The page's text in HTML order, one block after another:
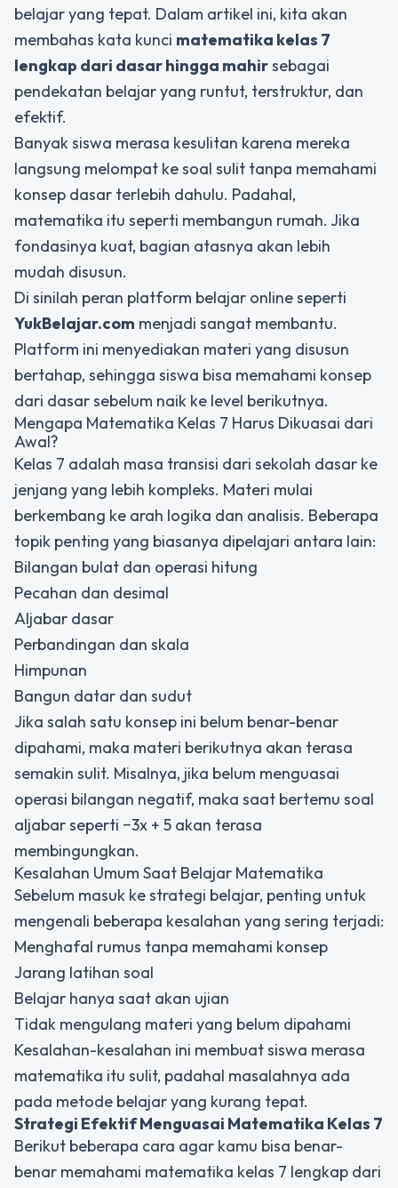
belajar yang tepat. Dalam artikel ini, kita akan
membahas kata kunci matematika kelas 7
lengkap dari dasar hingga mahirsebagai
pendekatan belajar yang runtut, terstruktur, dan
efektif.
Banyak siswa merasa kesulitan karena mereka
langsung melompat ke soal sulit tanpa memahami
konsep dasar terlebih dahulu. Padahal,
matematika itu seperti membangun rumah. Jika
fondasinya kuat, bagian atasnya akan lebih
mudah disusun.
Di sinilah peran platform belajar online seperti
YukBelajar.com menjadi sangat membantu.
Platform ini menyediakan materi yang disusun
bertahap, sehingga siswa bisa memahami konsep
dari dasar sebelum naik ke level berikutnya.
Mengapa Matematika Kelas 7 Harus Dikuasai dari
Awal?
Kelas 7 adalah masa transisi dari sekolah dasar ke
jenjang yang lebih kompleks. Materi mulai
berkembang ke arah logika dan analisis. Beberapa
topik penting yang biasanya dipelajari antara lain:
Bilangan bulat dan operasi hitung
Pecahan dan desimal
Aljabar dasar
Perbandingan dan skala
Himpunan
Bangun datar dan sudut
Jika salah satu konsep ini belum benar-benar
dipahami, maka materi berikutnya akan terasa
semakin sulit. Misalnya, jika belum menguasai
operasi bilangan negatif, maka saat bertemu soal
aljabar seperti −3x + 5 akan terasa
membingungkan.
Kesalahan Umum Saat Belajar Matematika
Sebelum masuk ke strategi belajar, penting untuk
mengenali beberapa kesalahan yang sering terjadi:
Menghafal rumus tanpa memahami konsep
Jarang latihan soal
Belajar hanya saat akan ujian
Tidak mengulang materi yang belum dipahami
Kesalahan-kesalahan ini membuat siswa merasa
matematika itu sulit, padahal masalahnya ada
pada metode belajar yang kurang tepat.
Strategi Efektif Menguasai Matematika Kelas 7
Berikut beberapa cara agar kamu bisa benar-
benar memahami matematika kelas 7 lengkap dari